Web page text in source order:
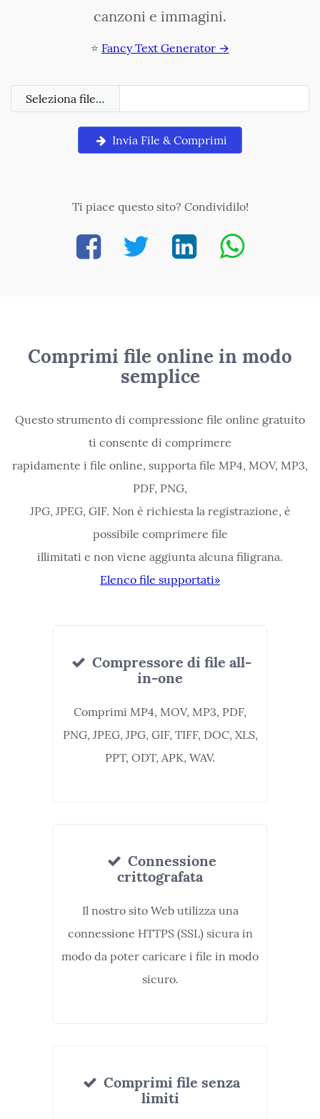
canzoni e immagini.
⭐ Fancy Text Generator →
Seleziona file…
Invia File & Comprimi
Ti piace questo sito? Condividilo!
Comprimi file online in modo
semplice
Questo strumento di compressione file online gratuito
ti consente di comprimere
rapidamente i file online, supporta file MP4, MOV, MP3,
PDF, PNG,
JPG, JPEG, GIF. Non è richiesta la registrazione, è
possibile comprimere file
illimitati e non viene aggiunta alcuna filigrana.
Elenco file supportati»
Compressore di file all-
in-one
Comprimi MP4, MOV, MP3, PDF,
PNG, JPEG, JPG, GIF, TIFF, DOC, XLS,
PPT, ODT, APK, WAV.
Connessione
crittografata
Il nostro sito Web utilizza una
connessione HTTPS (SSL) sicura in
modo da poter caricare i file in modo
sicuro.
Comprimi file senza
limiti